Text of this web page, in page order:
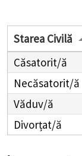
Starea Civilă
Căsatorit/ă
Necăsatorit/ă
Văduv/ă
Divorțat/ă